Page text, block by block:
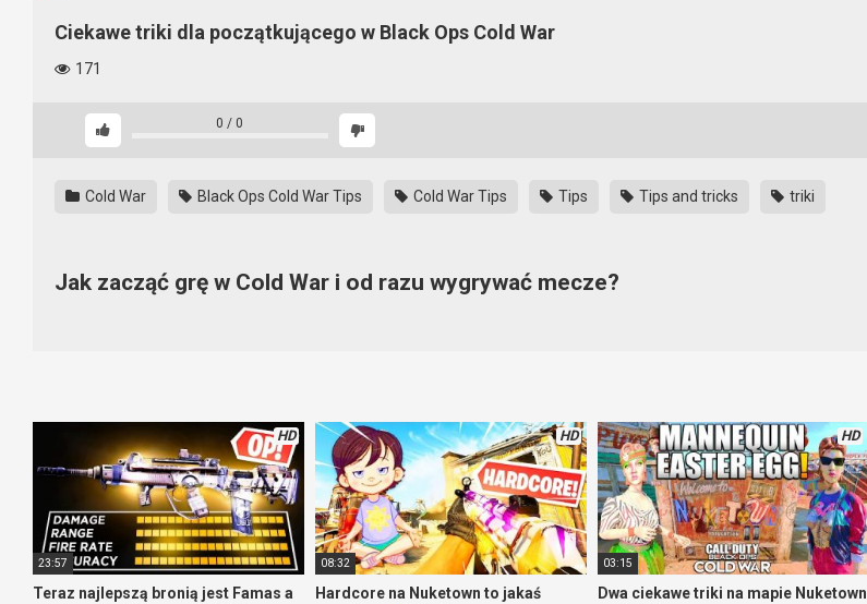
Ciekawe triki dla początkującego w Black Ops Cold War
171
0 / 0
Cold War Black Ops Cold War Tips Cold War Tips Tips Tips and tricks triki
Jak zacząć grę w Cold War i od razu wygrywać mecze?
HD
23:57
Teraz najlepszą bronią jest Famas a
HD
08:32
Hardcore na Nuketown to jakaś
HD
03:15
Dwa ciekawe triki na mapie Nuketown